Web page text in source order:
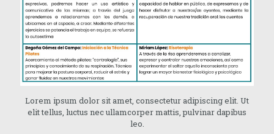
Lorem ipsum dolor sit amet, consectetur adipiscing elit. Ut
elit tellus, luctus nec ullamcorper mattis, pulvinar dapibus
leo.